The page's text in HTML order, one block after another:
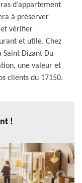
d’appartement
à préserver
vérifier
et utile. Chez
Saint Dizant Du
une valeur et
clients du 17150.
!